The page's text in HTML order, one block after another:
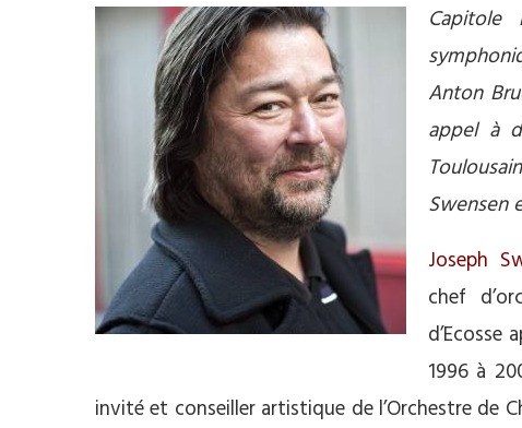
Anton
appel à
Swensen
Joseph
chef
d’Ecosse
1996 à
invité et conseiller artistique de l’Orchestre de